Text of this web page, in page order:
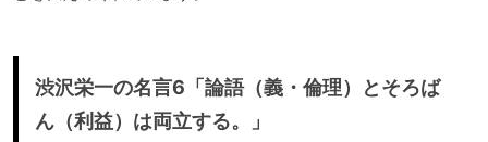
渋沢栄一の名言6「論語（義・倫理）とそろば
ん（利益）は両立する。」